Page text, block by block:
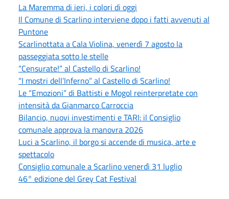
La Maremma di ieri, i colori di oggi
Il Comune di Scarlino interviene dopo i fatti avvenuti al
Puntone
Scarlinottata a Cala Violina, venerdì 7 agosto la
passeggiata sotto le stelle
“Censurate!” al Castello di Scarlino!
“I mostri dell’Inferno” al Castello di Scarlino!
Le “Emozioni” di Battisti e Mogol reinterpretate con
intensità da Gianmarco Carroccia
Bilancio, nuovi investimenti e TARI: il Consiglio
comunale approva la manovra 2026
Luci a Scarlino, il borgo si accende di musica, arte e
spettacolo
Consiglio comunale a Scarlino venerdì 31 luglio
46° edizione del Grey Cat Festival